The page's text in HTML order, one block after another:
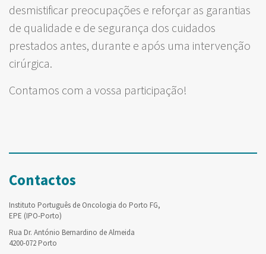
desmistificar preocupações e reforçar as garantias
de qualidade e de segurança dos cuidados
prestados antes, durante e após uma intervenção
cirúrgica.
Contamos com a vossa participação!
Contactos
Instituto Português de Oncologia do Porto FG,
EPE (IPO-Porto)
Rua Dr. António Bernardino de Almeida
4200-072 Porto